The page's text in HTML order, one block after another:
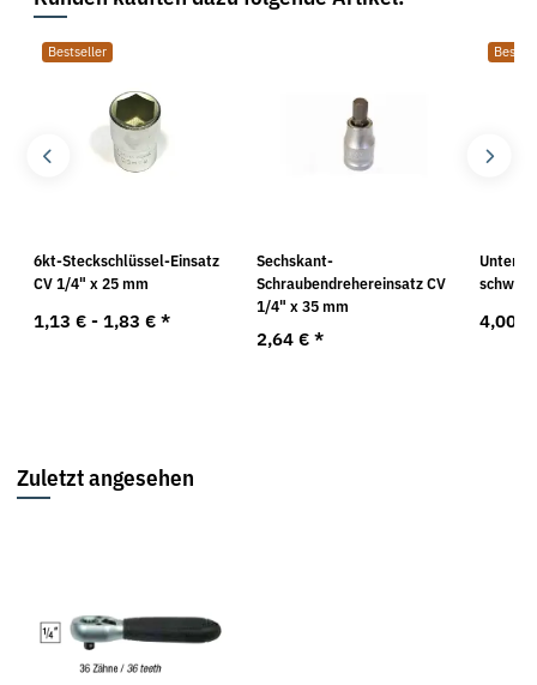
Bestseller
6kt-Steckschlüssel-Einsatz
CV 1/4" x 25 mm
1,13 € - 1,83 € *
Sechskant-
Schraubendrehereinsatz CV
1/4" x 35 mm
2,64 € *
schwarz
4,00
Zuletzt angesehen